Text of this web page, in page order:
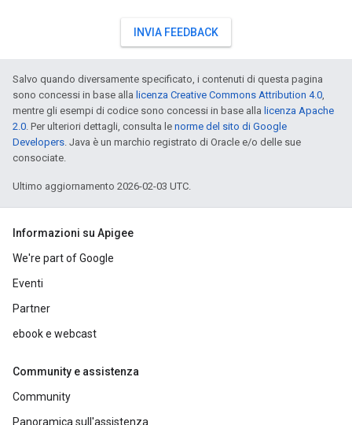
INVIA FEEDBACK
Salvo quando diversamente specificato, i contenuti di questa pagina
sono concessi in base alla licenza Creative Commons Attribution 4.0,
mentre gli esempi di codice sono concessi in base alla licenza Apache
2.0. Per ulteriori dettagli, consulta le norme del sito di Google
Developers. Java è un marchio registrato di Oracle e/o delle sue
consociate.
Ultimo aggiornamento 2026-02-03 UTC.
Informazioni su Apigee
We're part of Google
Eventi
Partner
ebook e webcast
Community e assistenza
Community
Panoramica sull'assistenza